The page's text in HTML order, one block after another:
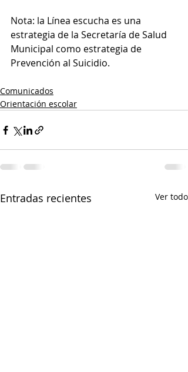
Nota: la Línea escucha es una
estrategia de la Secretaría de Salud
Municipal como estrategia de
Prevención al Suicidio.
Comunicados
Orientación escolar
Entradas recientes Ver todo